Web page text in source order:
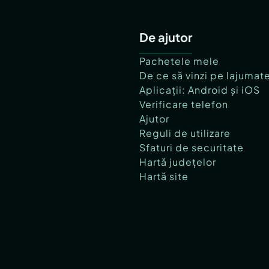
De ajutor
Pachetele mele
De ce să vinzi pe
Aplicații: Android și iOS
Verificare telefon
Ajutor
Reguli de utilizare
Sfaturi de securitate
Hartă județelor
Hartă site